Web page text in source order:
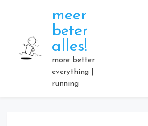
meer
beter
alles!
more better
everything |
running